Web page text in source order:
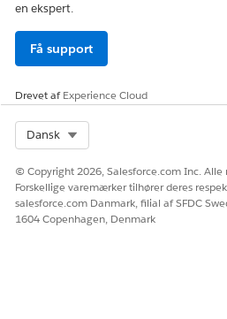
en ekspert.
Få support
Drevet afExperience Cloud
Dansk
© Copyright 2026, Salesforce.com Inc.
Forskellige varemærker tilhører deres
salesforce.com Danmark, filial af SFDC
1604 Copenhagen, Denmark